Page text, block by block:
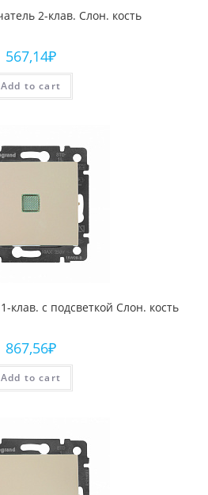
2-клав. Слон. кость
567,14₽
Add to cart
клав. с подсветкой Слон. кость
867,56₽
Add to cart